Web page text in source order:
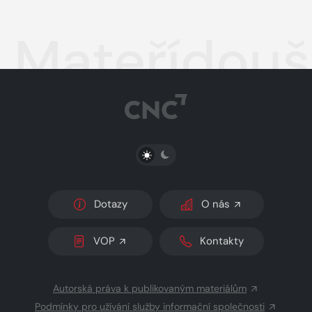
PŘEPNOUT SVĚTLÝ/TMAVÝ REŽIM
Dotazy O nás
VOP Kontakty
Autorská práva k publikovaným materiálům
Podmínky pro užívání služby informační společnosti